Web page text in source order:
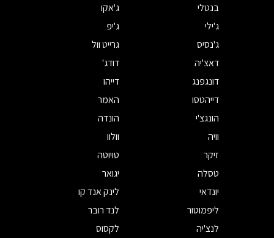
בנטלי
ג'אקו
ג'ילי
ג'יפ
ג'נסיס
גרייט וול
דאצ'יה
דודג'
דונגפנג
דייהו
דייהטסו
האמר
הונגצ'י
הונדה
וויה
וולוו
זיקר
טויוטה
טסלה
יגואר
יונדאי
לינק אנד קו
ליפמוטור
לנד רובר
לנצ'יה
לקסוס